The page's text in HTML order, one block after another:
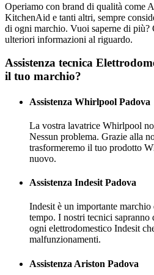
Operiamo con brand di qualità come
KitchenAid e tanti altri, sempre
di ogni marchio. Vuoi saperne di più?
ulteriori informazioni al riguardo.
Assistenza tecnica
il tuo marchio?
Assistenza Whirlpool Padova
La vostra lavatrice Whirlpool
Nessun problema. Grazie alla
trasformeremo il tuo prodotto
nuovo.
Assistenza Indesit Padova
Indesit è un importante
tempo. I nostri tecnici sapranno
ogni elettrodomestico Indesit
malfunzionamenti.
Assistenza Ariston Padova